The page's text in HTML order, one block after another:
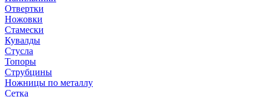
Отвертки
Ножовки
Стамески
Кувалды
Стусла
Топоры
Струбцины
Ножницы по металлу
Сетка